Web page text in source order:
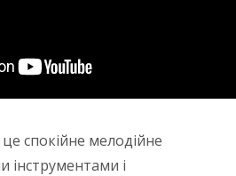
це спокійне мелодійне
інструментами і